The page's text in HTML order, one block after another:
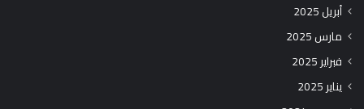
أبريل 2025
مارس 2025
فبراير 2025
يناير 2025